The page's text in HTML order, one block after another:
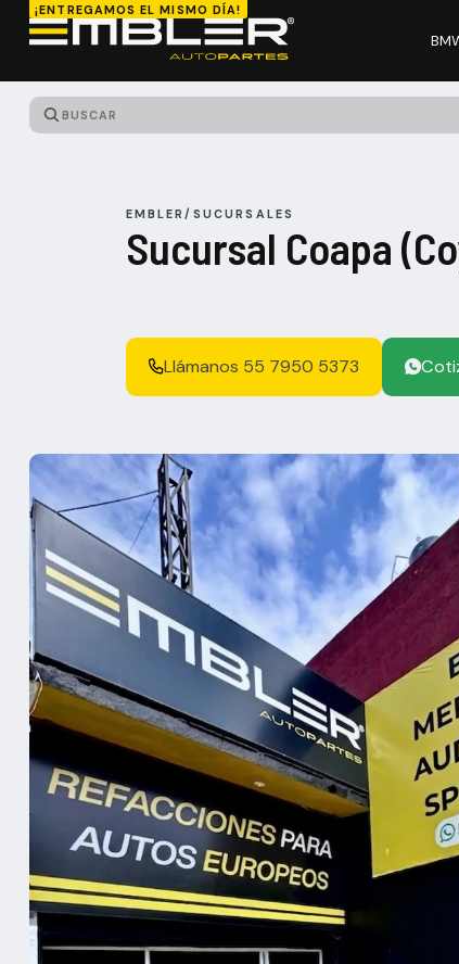
¡ENTREGAMOS EL MISMO DÍA!
EMBLER/ SUCURSALES
Sucursal Coapa
Llámanos 55 7950 5373